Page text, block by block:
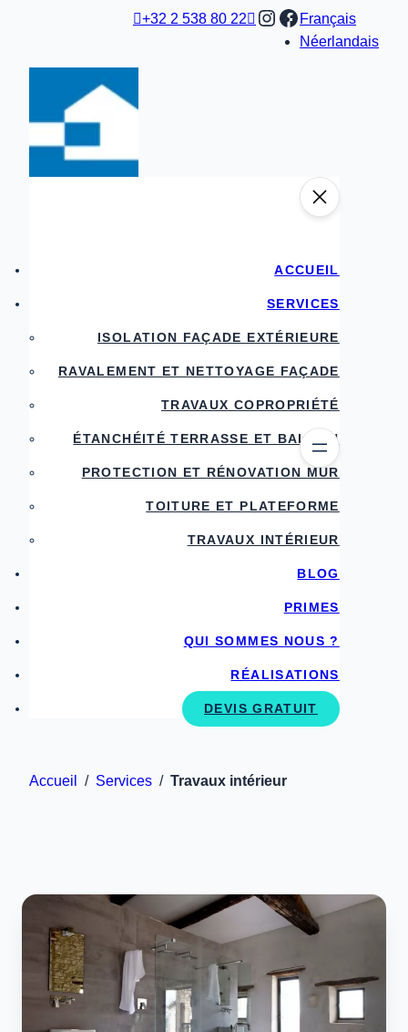
+32 2 538 80 22 Instagram
Facebook
Français
Néerlandais
ACCUEIL
SERVICES
ISOLATION FAÇADE EXTÉRIEURE
RAVALEMENT ET NETTOYAGE FAÇADE
TRAVAUX COPROPRIÉTÉ
ÉTANCHÉITÉ TERRASSE ET BALCON
PROTECTION ET RÉNOVATION MUR
TOITURE ET PLATEFORME
TRAVAUX INTÉRIEUR
BLOG
PRIMES
QUI SOMMES NOUS ?
RÉALISATIONS
DEVIS GRATUIT
Accueil / Services / Travaux intérieur